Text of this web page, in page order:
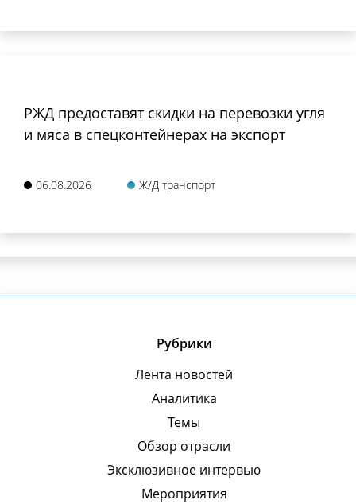
РЖД предоставят скидки на перевозки угля
и мяса в спецконтейнерах на экспорт
06.08.2026 Ж/Д транспорт
Рубрики
Лента новостей
Аналитика
Темы
Обзор отрасли
Эксклюзивное интервью
Мероприятия